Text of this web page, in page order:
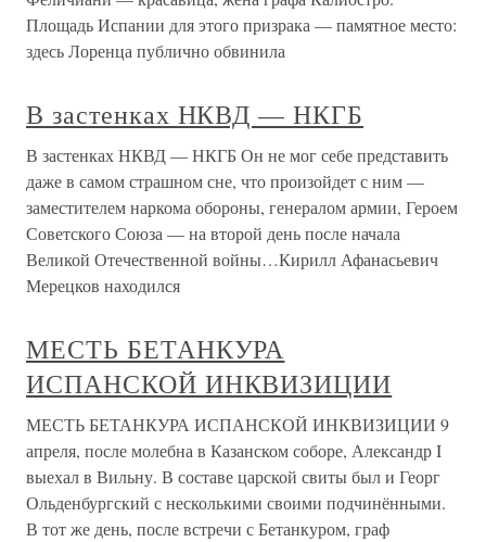
Площадь Испании для этого призрака — памятное место:
здесь Лоренца публично обвинила
В застенках НКВД — НКГБ
В застенках НКВД — НКГБ Он не мог себе представить
даже в самом страшном сне, что произойдет с ним —
заместителем наркома обороны, генералом армии, Героем
Советского Союза — на второй день после начала
Великой Отечественной войны…Кирилл Афанасьевич
Мерецков находился
МЕСТЬ БЕТАНКУРА
ИСПАНСКОЙ ИНКВИЗИЦИИ
МЕСТЬ БЕТАНКУРА ИСПАНСКОЙ ИНКВИЗИЦИИ 9
апреля, после молебна в Казанском соборе, Александр I
выехал в Вильну. В составе царской свиты был и Георг
Ольденбургский с несколькими своими подчинёнными.
В тот же день, после встречи с Бетанкуром, граф